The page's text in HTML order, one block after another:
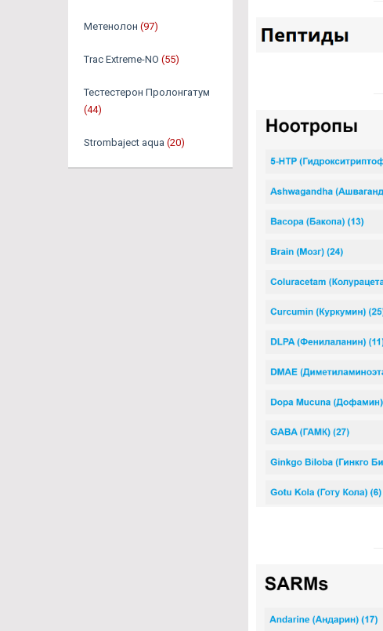
Метенолон (97)
Trac Extreme-NO (55)
Тестестерон Пролонгатум
(44)
Strombaject aqua (20)